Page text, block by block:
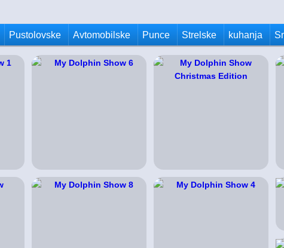
Pustolovske Avtomobilske Punce Strelske kuhanja